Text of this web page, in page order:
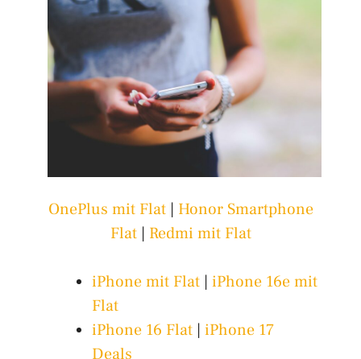
OnePlus mit Flat| Honor Smartphone
Flat| Redmi mit Flat
iPhone mit Flat | iPhone 16e mit
Flat
iPhone 16 Flat | iPhone 17
Deals